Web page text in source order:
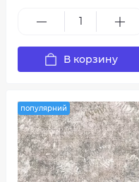
В корзину
популярний